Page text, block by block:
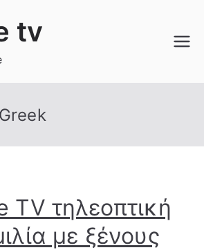
tv
TV τηλεοπτική
με ξένους